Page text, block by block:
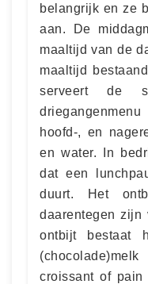
belangrijk en ze
aan. De
maaltijd van de
maaltijd
serveert de
hoofd-, en
en water. In
dat een
duurt. Het
daarentegen zijn
ontbijt bestaat
croissant of